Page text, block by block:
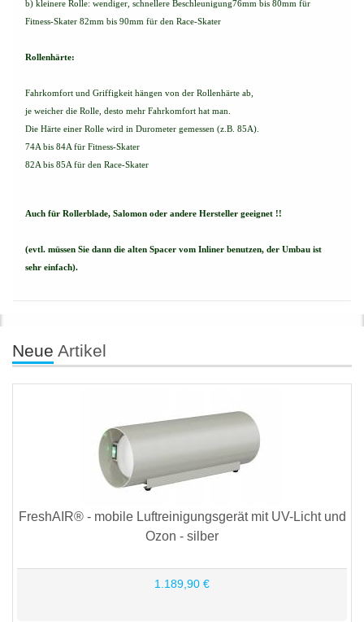
b) kleinere Rolle: wendiger, schnellere Beschleunigung76mm bis 80mm für
Fitness-Skater 82mm bis 90mm für den Race-Skater
Rollenhärte:
Fahrkomfort und Griffigkeit hängen von der Rollenhärte ab,
je weicher die Rolle, desto mehr Fahrkomfort hat man.
Die Härte einer Rolle wird in Durometer gemessen (z.B. 85A).
74A bis 84A für Fitness-Skater
82A bis 85A für den Race-Skater
Auch für Rollerblade, Salomon oder andere Hersteller geeignet !!
(evtl. müssen Sie dann die alten Spacer vom Inliner benutzen, der Umbau ist
sehr einfach).
Neue Artikel
FreshAIR® - mobile Luftreinigungsgerät mit UV-Licht und
Ozon - silber
1.189,90 €